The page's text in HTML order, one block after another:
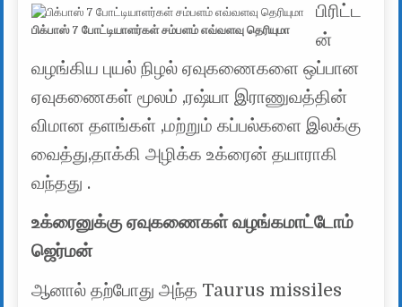
பிக்பாஸ் 7 போட்டியாளர்கள் சம்பளம் எவ்வளவு தெரியுமா
பிரிட்ட
ன்
வழங்கிய புயல் நிழல் ஏவுகணைகளை ஒப்பான
ஏவுகணைகள் மூலம் ,ரஷ்யா இராணுவத்தின்
விமான தளங்கள் ,மற்றும் கப்பல்களை இலக்கு
வைத்து,தாக்கி அழிக்க உக்ரைன் தயாராகி
வந்தது .
உக்ரைனுக்கு ஏவுகணைகள் வழங்கமாட்டோம்
ஜெர்மன்
ஆனால் தற்போது அந்த Taurus missiles